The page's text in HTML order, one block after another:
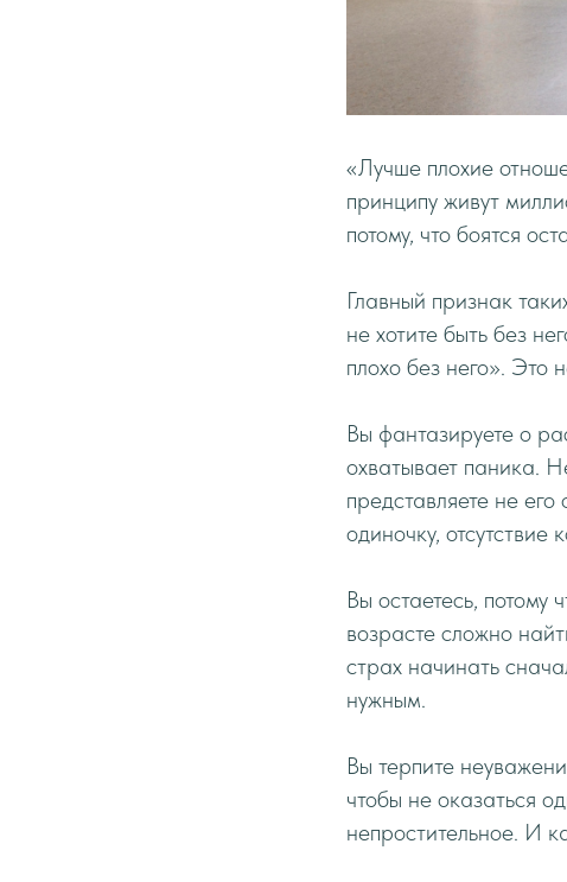
«Лучше плохие
принципу живут
потому, что боятся
Главный признак
не хотите быть без
плохо без него». Это
Вы фантазируете о
охватывает паника.
представляете не
одиночку, отсутствие
Вы остаетесь, потому
возрасте сложно
страх начинать
нужным.
Вы терпите
чтобы не оказаться
непростительное. И